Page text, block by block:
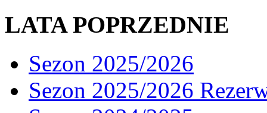
LATA POPRZEDNIE
Sezon 2025/2026
Sezon 2025/2026